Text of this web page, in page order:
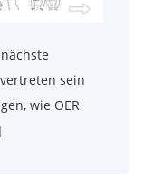
sein
wie OER